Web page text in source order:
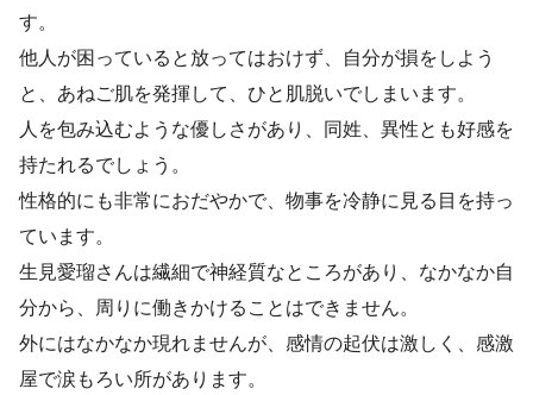
す。
他人が困っていると放ってはおけず、自分が損をしよう
と、あねご肌を発揮して、ひと肌脱いでしまいます。
人を包み込むような優しさがあり、同姓、異性とも好感を
持たれるでしょう。
性格的にも非常におだやかで、物事を冷静に見る目を持っ
ています。
生見愛瑠さんは繊細で神経質なところがあり、なかなか自
分から、周りに働きかけることはできません。
外にはなかなか現れませんが、感情の起伏は激しく、感激
屋で涙もろい所があります。